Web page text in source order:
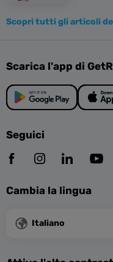
Scopri tutti gli articoli
Scarica l'app di
Seguici
Cambia la lingua
Italiano